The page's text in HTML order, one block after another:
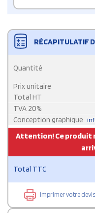
RÉCAPITULATIF
Quantité
Prix unitaire
Total HT
TVA 20%
Conception graphique
Attention! Ce produit
Total TTC
Imprimer votre devis